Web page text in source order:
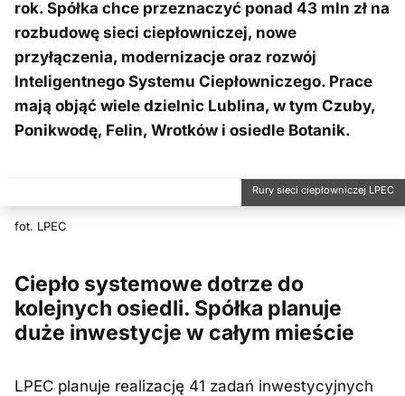
rok. Spółka chce przeznaczyć ponad 43 mln zł na
rozbudowę sieci ciepłowniczej, nowe
przyłączenia, modernizacje oraz rozwój
Inteligentnego Systemu Ciepłowniczego. Prace
mają objąć wiele dzielnic Lublina, w tym Czuby,
Ponikwodę, Felin, Wrotków i osiedle Botanik.
Rury sieci ciepłowniczej LPEC
fot. LPEC
Ciepło systemowe dotrze do
kolejnych osiedli. Spółka planuje
duże inwestycje w całym mieście
LPEC planuje realizację 41 zadań inwestycyjnych